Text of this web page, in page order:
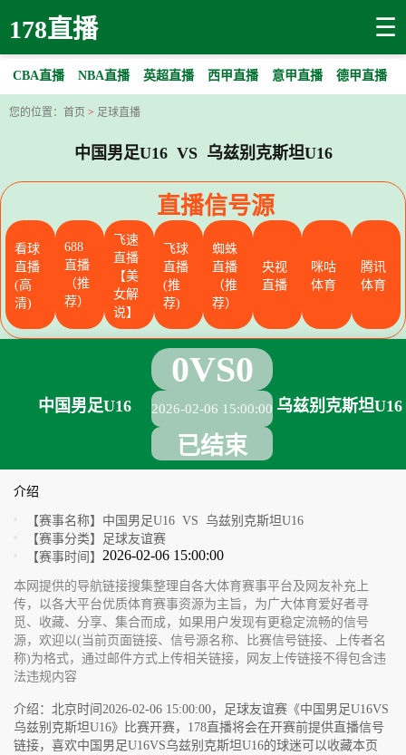
178直播 ☰
CBA直播 NBA直播 英超直播 西甲直播 意甲直播 德甲直播
您的位置： 首页 > 足球直播
中国男足U16 VS 乌兹别克斯坦U16
直播信号源
看球
直播
(高
清)
688
直播
（推
荐）
飞速
直播
【美
女解
说】
飞球
直播
(推
荐)
蜘蛛
直播
（推
荐）
央视
直播
咪咕
体育
腾讯
体育
中国男足U16
0VS0
2026-02-06 15:00:00
已结束
乌兹别克斯坦U16
介绍
【赛事名称】 中国男足U16 VS 乌兹别克斯坦U16
【赛事分类】
足球友谊赛
【赛事时间】 2026-02-06 15:00:00
本网提供的导航链接搜集整理自各大体育赛事平台及网友补充上
传，以各大平台优质体育赛事资源为主旨，为广大体育爱好者寻
觅、收藏、分享、集合而成，如果用户发现有更稳定流畅的信号
源，欢迎以(当前页面链接、信号源名称、比赛信号链接、上传者名
称)为格式，通过邮件方式上传相关链接，网友上传链接不得包含违
法违规内容
介绍：北京时间2026-02-06 15:00:00，足球友谊赛《中国男足U16VS
乌兹别克斯坦U16》比赛开赛，178直播将会在开赛前提供直播信号
链接，喜欢中国男足U16VS乌兹别克斯坦U16的球迷可以收藏本页